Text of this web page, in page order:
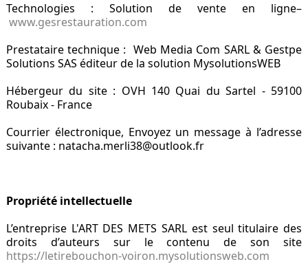
Technologies : Solution de vente en ligne–
www.gesrestauration.com
Prestataire technique : Web Media Com SARL & Gestpe
Solutions SAS éditeur de la solution MysolutionsWEB
Hébergeur du site : OVH 140 Quai du Sartel - 59100
Roubaix - France
Courrier électronique, Envoyez un message à l’adresse
suivante : natacha.merli38@outlook.fr
Propriété intellectuelle
L’entreprise L'ART DES METS SARL est seul titulaire des
droits d’auteurs sur le contenu de son site
https://letirebouchon-voiron.mysolutionsweb.com